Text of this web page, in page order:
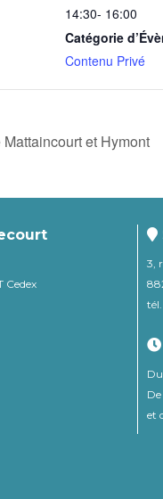
14:30- 16:00
Catégorie
Contenu Privé
et Hymont
Cedex
3,
et